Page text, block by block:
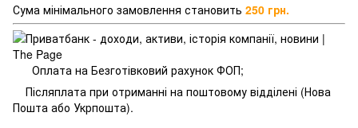
Сума мінімального замовлення становить 250 грн.
Оплата на Безготівковий рахунок ФОП;
Післяплата при отриманні на поштовому відділені (Нова
Пошта або Укрпошта).